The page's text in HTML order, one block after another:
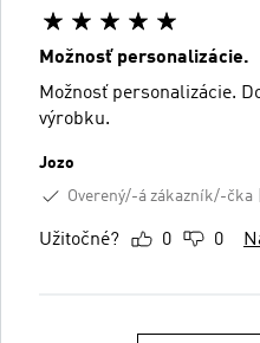
Možnosť personalizácie.
Možnosť personalizácie.
výrobku.
Jozo
Overený/-á zákazník/-čka
Užitočné? 0 0